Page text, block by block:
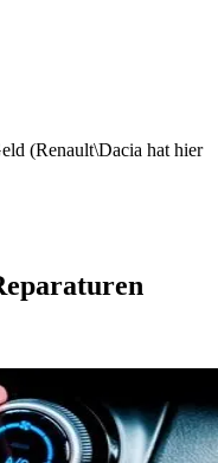
(Renault\Dacia hat hier